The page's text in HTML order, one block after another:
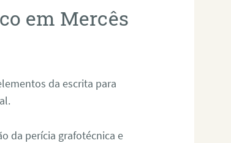
em Mercês
da escrita para
da perícia grafotécnica e